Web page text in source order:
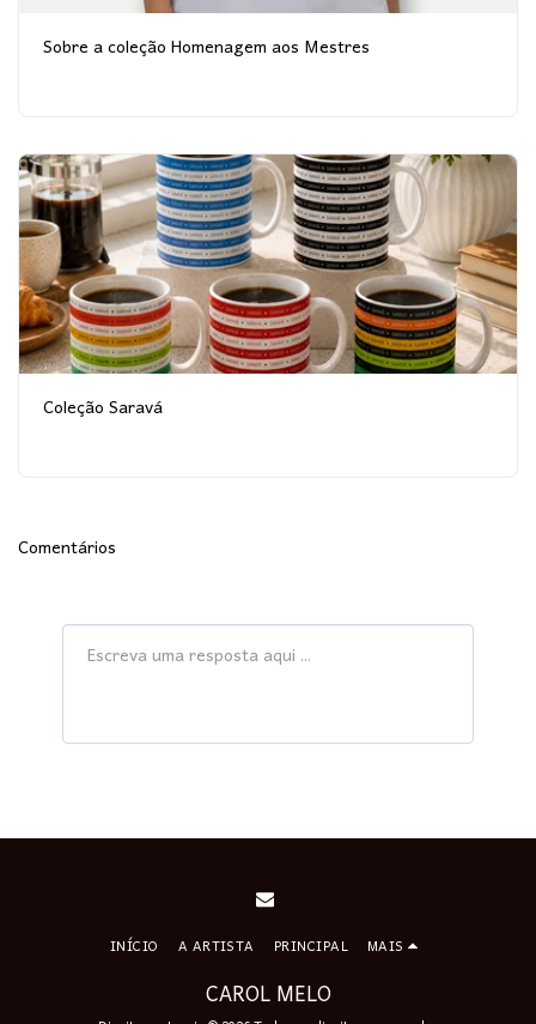
Sobre a coleção Homenagem aos Mestres
Coleção Saravá
Comentários
CAROL MELO
INÍCIO A ARTISTA PRINCIPAL MAIS